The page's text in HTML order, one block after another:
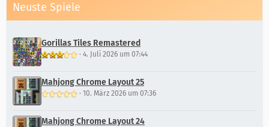
Neuste Spiele
Gorillas Tiles Remastered
· 4. Juli 2026 um 07:44
Mahjong Chrome Layout 25
· 10. März 2026 um 07:36
Mahjong Chrome Layout 24